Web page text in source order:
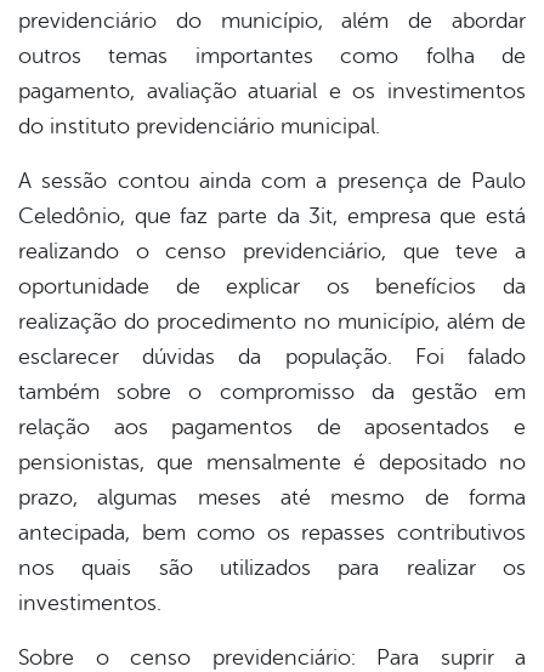
previdenciário do município, além de abordar
outros temas importantes como folha de
pagamento, avaliação atuarial e os investimentos
do instituto previdenciário municipal.
A sessão contou ainda com a presença de Paulo
Celedônio, que faz parte da 3it, empresa que está
realizando o censo previdenciário, que teve a
oportunidade de explicar os benefícios da
realização do procedimento no município, além de
esclarecer dúvidas da população. Foi falado
também sobre o compromisso da gestão em
relação aos pagamentos de aposentados e
pensionistas, que mensalmente é depositado no
prazo, algumas meses até mesmo de forma
antecipada, bem como os repasses contributivos
nos quais são utilizados para realizar os
investimentos.
Sobre o censo previdenciário: Para suprir a